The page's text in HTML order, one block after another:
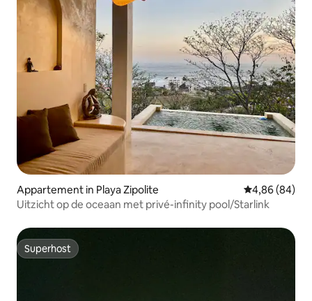
Appartement in Playa Zipolite Gemiddelde
4,86 (84)
Uitzicht op de oceaan met privé-infinity pool/Starlink
Superhost
Superhost